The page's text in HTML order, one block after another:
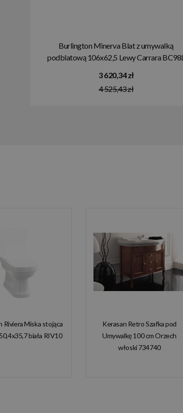
Burlington Minerva Blat z umywalką
podblatową 106x62,5 Lewy Carrara BC98L
3 620,34 zł
4 525,43 zł
Riviera Miska stojąca
biała RIV10
Kerasan Retro Szafka pod
Umywalkę 100 cm Orzech
włoski 734740